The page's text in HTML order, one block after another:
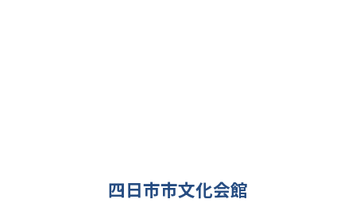
四日市市文化会館